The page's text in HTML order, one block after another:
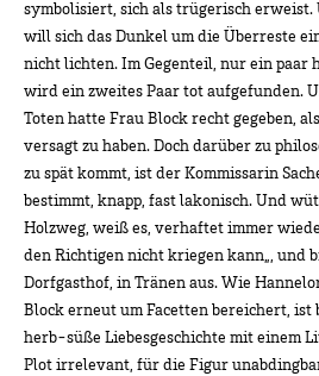
symbolisiert, sich als trügerisch erweist.
will sich das Dunkel um die Überreste
nicht lichten. Im Gegenteil, nur ein paar
wird ein zweites Paar tot aufgefunden.
Toten hatte Frau Block recht gegeben,
versagt zu haben. Doch darüber zu
zu spät kommt, ist der Kommissarin
bestimmt, knapp, fast lakonisch. Und
Holzweg, weiß es, verhaftet immer
den Richtigen nicht kriegen kann„, und
Dorfgasthof, in Tränen aus. Wie
Block erneut um Facetten bereichert,
herb-süße Liebesgeschichte mit einem
Plot irrelevant, für die Figur